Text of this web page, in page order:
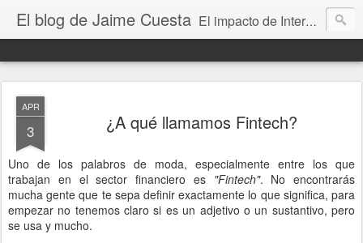
El blog de Jaime Cuesta El impacto de Internet en la sociedad visto con mis propios ojos
APR
3 ¿A qué llamamos Fintech?
Uno de los palabros de moda, especialmente entre los que
trabajan en el sector financiero es "Fintech". No encontrarás
mucha gente que te sepa definir exactamente lo que significa, para
empezar no tenemos claro si es un adjetivo o un sustantivo, pero
se usa y mucho.